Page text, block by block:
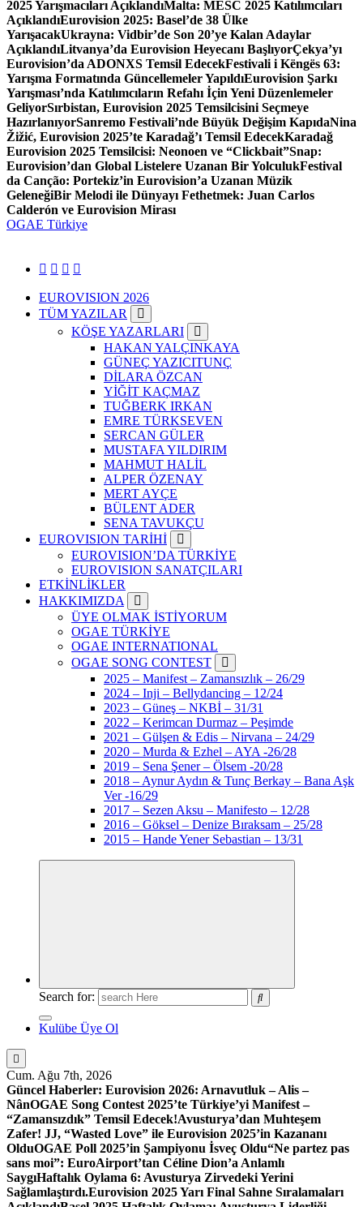
2025 Yarışmacıları AçıklandıMalta: MESC 2025 Katılımcıları
AçıklandıEurovision 2025: Basel’de 38 Ülke
YarışacakUkrayna: Vidbir’de Son 20’ye Kalan Adaylar
AçıklandıLitvanya’da Eurovision Heyecanı BaşlıyorÇekya’yı
Eurovision’da ADONXS Temsil EdecekFestivali i Këngës 63:
Yarışma Formatında Güncellemeler YapıldıEurovision Şarkı
Yarışması’nda Katılımcıların Refahı İçin Yeni Düzenlemeler
GeliyorSırbistan, Eurovision 2025 Temsilcisini Seçmeye
HazırlanıyorSanremo Festivali’nde Büyük Değişim KapıdaNina
Žižić, Eurovision 2025’te Karadağ’ı Temsil EdecekKaradağ
Eurovision 2025 Temsilcisi: Neonoen ve “Clickbait”Snap:
Eurovision’dan Global Listelere Uzanan Bir YolculukFestival
da Canção: Portekiz’in Eurovision’a Uzanan Müzik
GeleneğiBir Melodi ile Dünyayı Fethetmek: Juan Carlos
Calderón ve Eurovision Mirası
OGAE Türkiye
EUROVISION 2026
TÜM YAZILAR
KÖŞE YAZARLARI
HAKAN YALÇINKAYA
GÜNEÇ YAZICITUNÇ
DİLARA ÖZCAN
YİĞİT KAÇMAZ
TUĞBERK IRKAN
EMRE TÜRKSEVEN
SERCAN GÜLER
MUSTAFA YILDIRIM
MAHMUT HALİL
ALPER ÖZENAY
MERT AYÇE
BÜLENT ADER
SENA TAVUKÇU
EUROVISION TARİHİ
EUROVISION’DA TÜRKİYE
EUROVISION SANATÇILARI
ETKİNLİKLER
HAKKIMIZDA
ÜYE OLMAK İSTİYORUM
OGAE TÜRKİYE
OGAE INTERNATIONAL
OGAE SONG CONTEST
2025 – Manifest – Zamansızlık – 26/29
2024 – Inji – Bellydancing – 12/24
2023 – Güneş – NKBİ – 31/31
2022 – Kerimcan Durmaz – Peşimde
2021 – Gülşen & Edis – Nirvana – 24/29
2020 – Murda & Ezhel – AYA -26/28
2019 – Sena Şener – Ölsem -20/28
2018 – Aynur Aydın & Tunç Berkay – Bana Aşk
Ver -16/29
2017 – Sezen Aksu – Manifesto – 12/28
2016 – Göksel – Denize Bıraksam – 25/28
2015 – Hande Yener Sebastian – 13/31
Search for:
Kulübe Üye Ol
Cum. Ağu 7th, 2026
Güncel Haberler: Eurovision 2026: Arnavutluk – Alis –
NânOGAE Song Contest 2025’te Türkiye’yi Manifest –
“Zamansızdık” Temsil Edecek!Avusturya’dan Muhteşem
Zafer! JJ, “Wasted Love” ile Eurovision 2025’in Kazananı
OlduOGAE Poll 2025’in Şampiyonu İsveç Oldu“Ne partez pas
sans moi”: EuroAirport’tan Céline Dion’a Anlamlı
SaygıHaftalık Oylama 6: Avusturya Zirvedeki Yerini
Sağlamlaştırdı.Eurovision 2025 Yarı Final Sahne Sıralamaları